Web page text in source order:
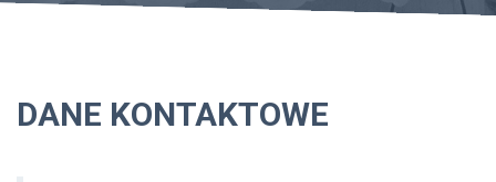
DANE KONTAKTOWE